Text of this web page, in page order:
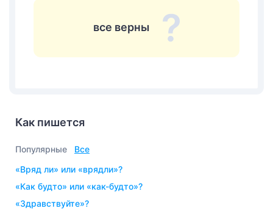
все верны
Как пишется
Популярные
Все
«вряд ли» или «врядли»?
«как будто» или «как-будто»?
«здравствуйте»?